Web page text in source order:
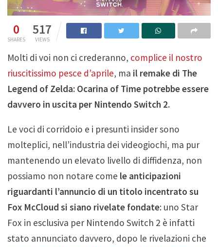
0
SHARES
517
VIEWS
Molti di voi non ci crederanno, complice il nostro
riuscitissimo pesce d’aprile, ma il remake di The
Legend of Zelda: Ocarina of Time potrebbe essere
davvero in uscita per Nintendo Switch 2.
Le voci di corridoio e i presunti insider sono
molteplici, nell’industria dei videogiochi, ma pur
mantenendo un elevato livello di diffidenza, non
possiamo non notare come le anticipazioni
riguardanti l’annuncio di un titolo incentrato su
Fox McCloud si siano rivelate fondate: uno Star
Fox in esclusiva per Nintendo Switch 2 è infatti
stato annunciato davvero, dopo le rivelazioni che